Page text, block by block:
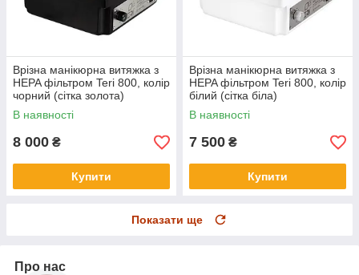
Врізна манікюрна витяжка з
HEPA фільтром Teri 800, колір
чорний (сітка золота)
В наявності
8 000 ₴
Купити
Врізна манікюрна витяжка з
HEPA фільтром Teri 800, колір
білий (сітка біла)
В наявності
7 500 ₴
Купити
Показати ще
Про нас